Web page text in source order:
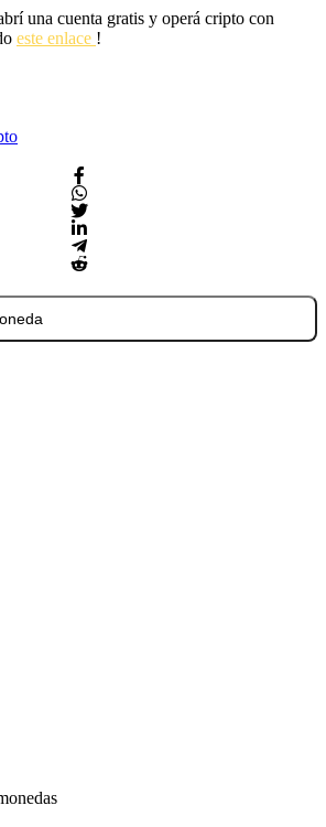
una cuenta gratis y operá cripto con
este enlace !